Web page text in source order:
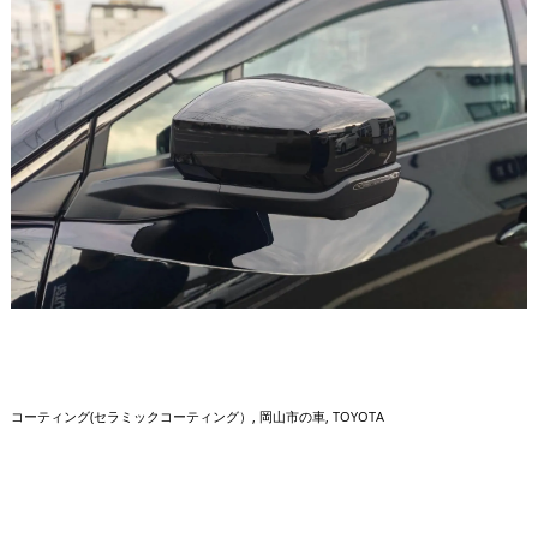
コーティング(セラミックコーティング） 岡山市の車 TOYOTA